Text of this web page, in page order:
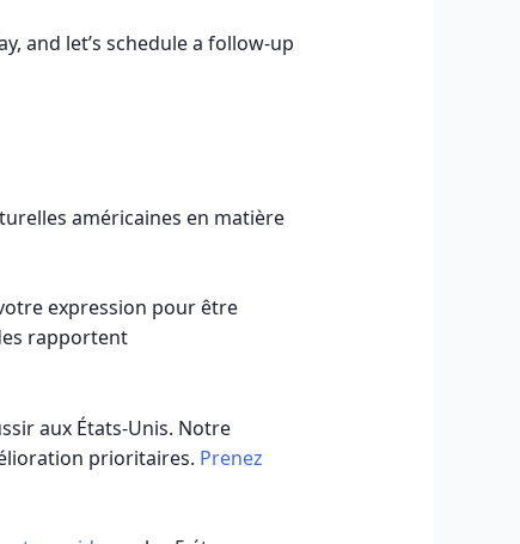
and let’s schedule a follow-up
américaines en matière
expression pour être
rapportent
aux États-Unis. Notre
prioritaires. Prenez